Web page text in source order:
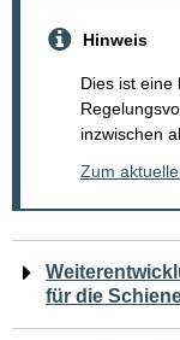
Hinweis
Dies ist eine
inzwischen
Zum
fürfür die